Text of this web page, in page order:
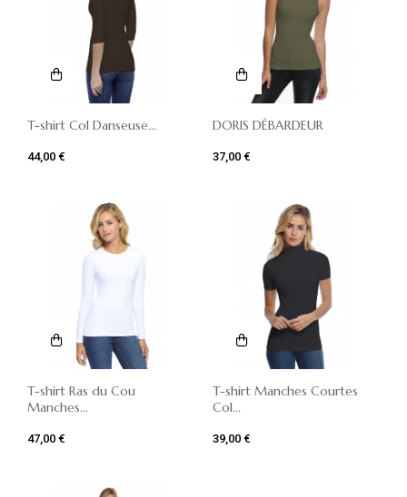
T-shirt Col Danseuse...
44,00 €
DORIS DÉBARDEUR
37,00 €
T-shirt Ras du Cou
Manches...
47,00 €
T-shirt Manches Courtes
Col...
39,00 €